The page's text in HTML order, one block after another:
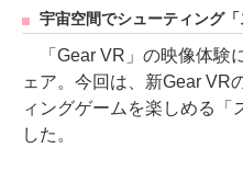
宇宙空間でシューティング「
「Gear VR」の映像体験
ェア。今回は、新Gear VR
ィングゲームを楽しめる「
した。